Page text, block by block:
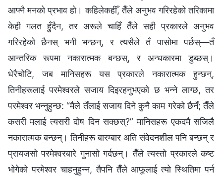
आफ्नै मनको प्रभाव हो। कहिलेकहीँ, तैँले अनुभव गरिरहेको तरिकामा
केही गलत हुँदैन, तर अरूले चाहिँ तैँले सही प्रकारले अनुभव
गरिरहेको छैनस् भनी भन्छन्, र त्यसैले तँ पासोमा पर्छस्—तँ
आन्तरिक रूपमा नकारात्मक बन्छस्, र अन्धकारमा डुब्छस्।
धेरैचोटि, जब मानिसहरू यस प्रकारले नकारात्मक हुन्छन्,
तिनीहरूलाई परमेश्‍वरले सजाय दिइरहनुभएको छ भन्‍ने लाग्छ, तर
परमेश्‍वर भन्नुहुन्छ: “मैले तँलाई सजाय दिने कुनै काम गरेको छैनँ; तैँले
कसरी मलाई त्यसरी दोष दिन सक्छस्?” मानिसहरू एकदमै सजिलै
नकारात्मक बन्छन्। तिनीहरू बारम्बार अति संवेदनशील पनि बन्छन् र
प्रायजसो परमेश्‍वरबारे गुनासो गर्दछन्। तैँले त्यस्तो प्रकारले कष्ट
भोगेको परमेश्‍वर चाहनुहुन्न, तैपनि तैँले आफूलाई त्यो स्थितिमा पर्न